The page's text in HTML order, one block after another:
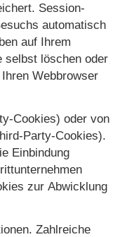
Session-
automatisch
auf Ihrem
selbst löschen oder
Webbrowser
Cookies) oder von
Party-Cookies).
Einbindung
zur Abwicklung
Zahlreiche